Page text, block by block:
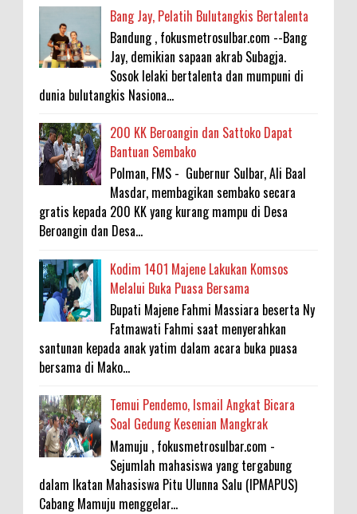
Bang Jay, Pelatih Bulutangkis Bertalenta
Bandung , fokusmetrosulbar.com --Bang
Jay, demikian sapaan akrab Subagja.
Sosok lelaki bertalenta dan mumpuni di
dunia bulutangkis Nasiona...
200 KK Beroangin dan Sattoko Dapat
Bantuan Sembako
Polman, FMS - Gubernur Sulbar, Ali Baal
Masdar, membagikan sembako secara
gratis kepada 200 KK yang kurang mampu di Desa
Beroangin dan Desa...
Kodim 1401 Majene Lakukan Komsos
Melalui Buka Puasa Bersama
Bupati Majene Fahmi Massiara beserta Ny
Fatmawati Fahmi saat menyerahkan
santunan kepada anak yatim dalam acara buka puasa
bersama di Mako...
Temui Pendemo, Ismail Angkat Bicara
Soal Gedung Kesenian Mangkrak
Mamuju , fokusmetrosulbar.com -
Sejumlah mahasiswa yang tergabung
dalam Ikatan Mahasiswa Pitu Ulunna Salu (IPMAPUS)
Cabang Mamuju menggelar...